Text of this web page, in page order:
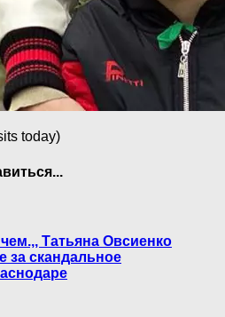
today)
Татьяна Овсиенко
за скандальное